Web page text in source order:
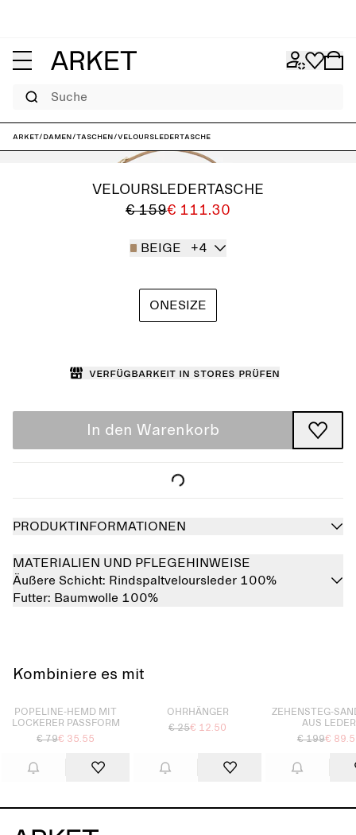
Suche
ARKET/Damen/Taschen/Veloursledertasche
VELOURSLEDERTASCHE
€ 159€ 111.30
BEIGE +4
ONESIZE
Verfügbarkeit in Stores prüfen
In den Warenkorb
PRODUKTINFORMATIONEN
MATERIALIEN UND PFLEGEHINWEISE
Äußere Schicht: Rindspaltveloursleder 100%
Futter: Baumwolle 100%
Kombiniere es mit
POPELINE-HEMD MIT
LOCKERER PASSFORM
€ 79€ 35.55
OHRHÄNGER
€ 25€ 12.50
ZEHENSTEG-
AUS LEDER
€ 199€